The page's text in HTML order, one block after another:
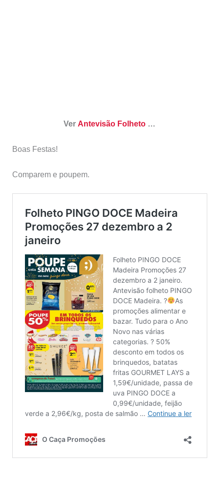
Ver Antevisão Folheto …
Boas Festas!
Comparem e poupem.